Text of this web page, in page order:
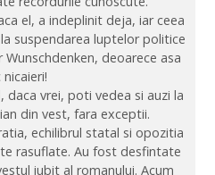
el, a indeplinit deja, iar ceea
suspendarea luptelor politice
deoarece asa
daca vrei, poti vedea si auzi la
din vest, fara exceptii.
echilibrul statal si opozitia
rasuflate. Au fost desfintate
iubit al romanului. Acum